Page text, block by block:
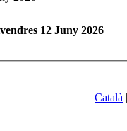
12 Juny 2026
Català